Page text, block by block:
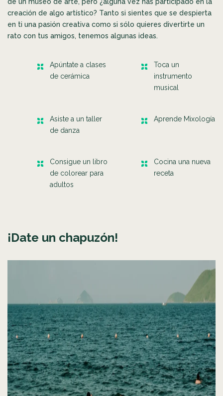
creación de algo artístico? Tanto si sientes que se despierta
en ti una pasión creativa como si sólo quieres divertirte un
rato con tus amigos, tenemos algunas ideas.
Apúntate a clases
de cerámica
Toca un
instrumento
musical
Asiste a un taller
de danza
Aprende Mixología
Consigue un libro
de colorear para
adultos
Cocina una nueva
receta
¡Date un chapuzón!